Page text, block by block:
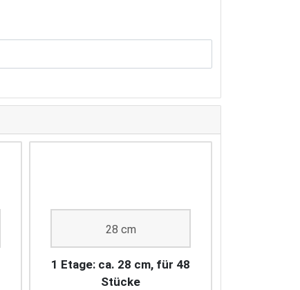
28 cm
1 Etage: ca. 28 cm, für 48
Stücke